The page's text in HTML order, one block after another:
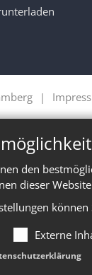
den
dieser
Externe